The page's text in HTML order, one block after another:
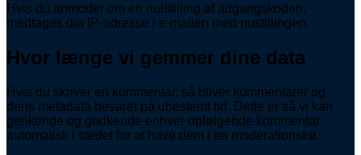
Hvis du anmoder om en nulstilling af adgangskoden,
medtages din IP-adresse i e-mailen med nustillingen.
Hvor længe vi gemmer dine data
Hvis du skriver en kommentar, så bliver kommentarer og
dens metadata bevaret på ubestemt tid. Dette er så vi kan
genkende og godkende enhver opfølgende kommentar
automatisk i stedet for at have dem i en moderationskø.